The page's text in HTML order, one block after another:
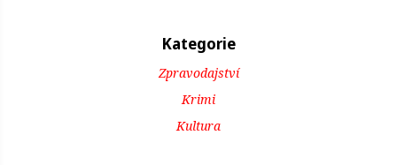
Kategorie
Zpravodajství
Krimi
Kultura